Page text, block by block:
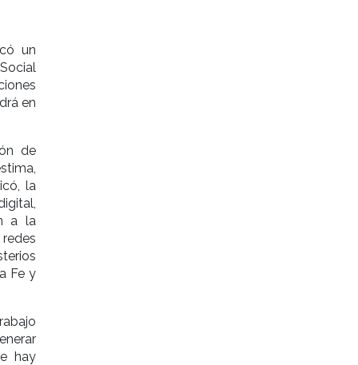
un
en
de
la
a la
Fe y
hay